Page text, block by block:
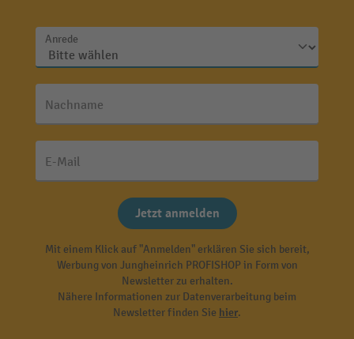
Anrede
Nachname
E-Mail
Jetzt anmelden
Mit einem Klick auf "Anmelden" erklären Sie sich bereit,
Werbung von Jungheinrich PROFISHOP in Form von
Newsletter zu erhalten.
Nähere Informationen zur Datenverarbeitung beim
Newsletter finden Sie hier.